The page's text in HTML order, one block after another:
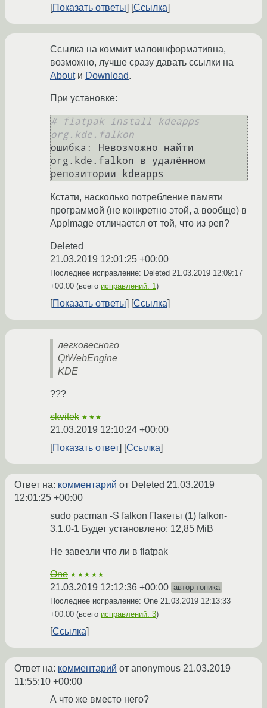
Показать ответы Ссылка
Ссылка на коммит малоинформативна,
возможно, лучше сразу давать ссылки на
Aboutи Download.
При установке:
# flatpak install kdeapps
org.kde.falkon
ошибка: Невозможно найти
org.kde.falkon в удалённом
репозитории kdeapps
Кстати, насколько потребление памяти
программой (не конкретно этой, а вообще) в
AppImage отличается от той, что из реп?
Deleted
21.03.2019 12:01:25 +00:00
Последнее исправление: Deleted 21.03.2019 12:09:17
+00:00 (всего исправлений: 1)
Показать ответы Ссылка
легковесного
QtWebEngine
KDE
???
skvitek ★★★
21.03.2019 12:10:24 +00:00
Показать ответ
Ссылка
Ответ на: комментарий от Deleted 21.03.2019
12:01:25 +00:00
sudo pacman -S falkon Пакеты (1) falkon-
3.1.0-1 Будет установлено: 12,85 MiB
Не завезли что ли в flatpak
One ★★★★★
21.03.2019 12:12:36 +00:00 автор топика
Последнее исправление: One 21.03.2019 12:13:33
+00:00 (всего исправлений: 3)
Ссылка
Ответ на: комментарий от anonymous 21.03.2019
11:55:10 +00:00
А что же вместо него?